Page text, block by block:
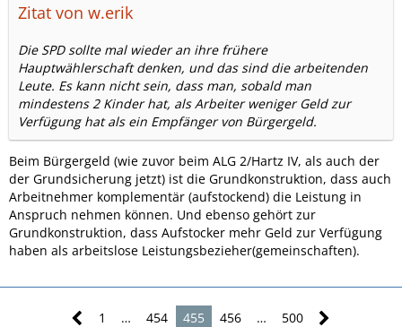
Zitat von w.erik
Die SPD sollte mal wieder an ihre frühere
Hauptwählerschaft denken, und das sind die arbeitenden
Leute. Es kann nicht sein, dass man, sobald man
mindestens 2 Kinder hat, als Arbeiter weniger Geld zur
Verfügung hat als ein Empfänger von Bürgergeld.
Beim Bürgergeld (wie zuvor beim ALG 2/Hartz IV, als auch der
der Grundsicherung jetzt) ist die Grundkonstruktion, dass auch
Arbeitnehmer komplementär (aufstockend) die Leistung in
Anspruch nehmen können. Und ebenso gehört zur
Grundkonstruktion, dass Aufstocker mehr Geld zur Verfügung
haben als arbeitslose Leistungsbezieher(gemeinschaften).
1 … 454 455 456 … 500